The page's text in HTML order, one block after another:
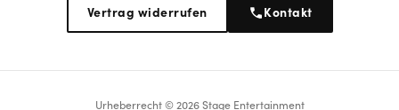
Vertrag widerrufen Kontakt
Urheberrecht © 2026 Stage Entertainment